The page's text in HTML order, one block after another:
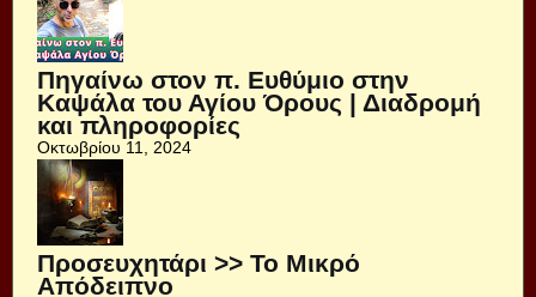
Πηγαίνω στον π. Ευθύμιο στην
Καψάλα του Αγίου Όρους | Διαδρομή
και πληροφορίες
Οκτωβρίου 11, 2024
Προσευχητάρι >> Το Μικρό
Απόδειπνο